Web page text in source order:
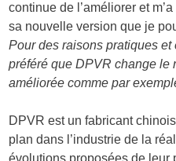
continue de l’améliorer et
sa nouvelle version que je
Pour des raisons pratiques et
préféré que DPVR change le
améliorée comme par
DPVR est un fabricant
plan dans l’industrie de la